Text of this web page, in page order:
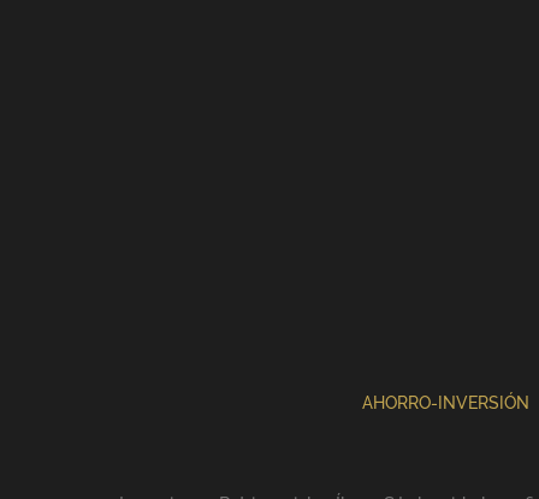
AHORRO-INVERSIÓN